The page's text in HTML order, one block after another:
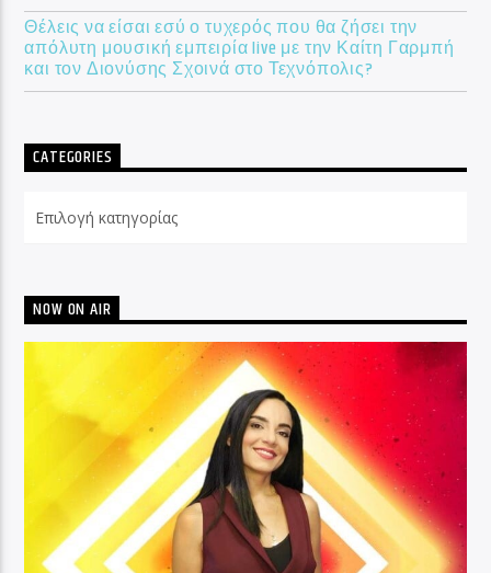
Θέλεις να είσαι εσύ ο τυχερός που θα ζήσει την
απόλυτη μουσική εμπειρία live με την Καίτη Γαρμπή
και τον Διονύσης Σχοινά στο Τεχνόπολις?
CATEGORIES
NOW ON AIR